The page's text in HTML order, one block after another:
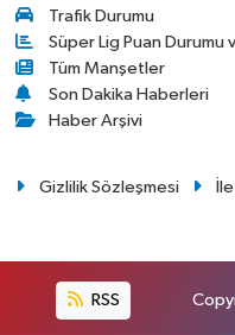
Trafik Durumu
Süper Lig Puan Durumu
Tüm Manşetler
Son Dakika Haberleri
Haber Arşivi
Gizlilik Sözleşmesi
RSS